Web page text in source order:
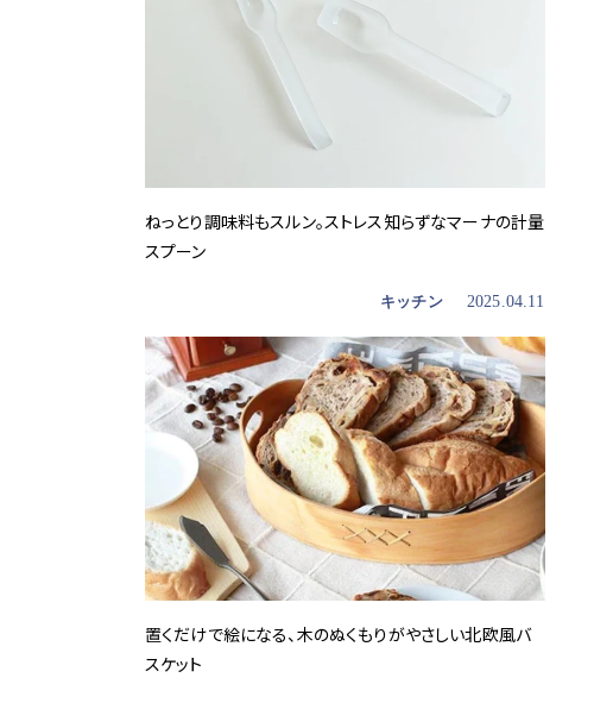
ねっとり調味料もスルン。ストレス知らずなマーナの計量
スプーン
キッチン 2025.04.11
置くだけで絵になる、木のぬくもりがやさしい北欧風バ
スケット